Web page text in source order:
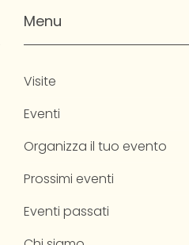
Menu
Visite
Eventi
Organizza il tuo evento
Prossimi eventi
Eventi passati